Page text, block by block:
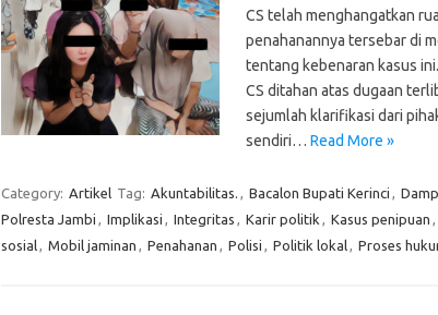
CS telah menghangatkan
penahanannya tersebar di
tentang kebenaran kasus
CS ditahan atas dugaan
sejumlah klarifikasi dari
sendiri… Read More »
Category: Artikel Tag: Akuntabilitas. , Bacalon Bupati Kerinci ,
Polresta Jambi , Implikasi , Integritas , Karir politik , Kasus penipuan ,
sosial, Mobil jaminan , Penahanan , Polisi , Politik lokal, Proses